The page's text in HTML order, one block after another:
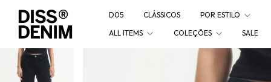
D05 CLÁSSICOS POR ESTILO
ALL ITEMS
COLEÇÕES SALE